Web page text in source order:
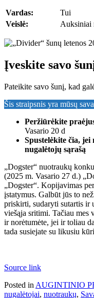
Vardas:
Tui
Veislė:
Auksiniai
Įveskite savo
Pateikite savo šunį, kad
Šis straipsnis yra mūsų
Peržiūrėkite
Vasario 20 d
Spustelėkite čia,
nugalėtojų sąrašą
„Dogster“ nuotraukų
(2025 m. Vasario 27 d.)
„Dogster“. Kopijavimas
įstatymus. Galbūt jūs to
priskirti, sudaryti sutartis ir
viešąja sritimi. Tačiau mes
ir norėtumėte, jei ir toliau
tada susiejate su likusiu
Source link
Posted in AUGINTINIO
nugalėtojai, nuotraukų,